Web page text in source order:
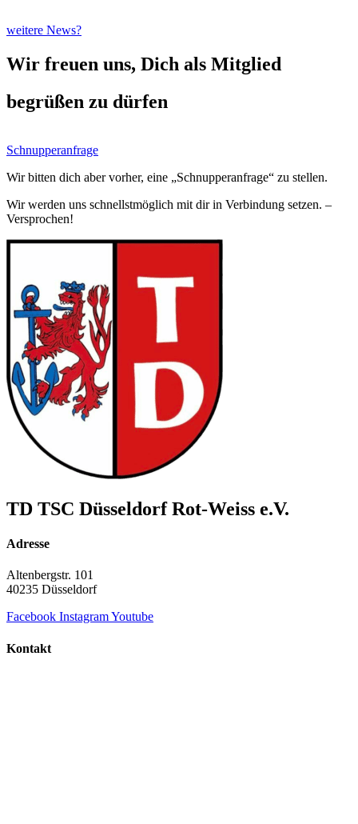
weitere News?
Wir freuen uns, Dich als Mitglied
begrüßen zu dürfen
Schnupperanfrage
Wir bitten dich aber vorher, eine „Schnupperanfrage“ zu stellen.
Wir werden uns schnellstmöglich mit dir in Verbindung setzen. –
Versprochen!
TD TSC Düsseldorf Rot-Weiss e.V.
Adresse
Altenbergstr. 101
40235 Düsseldorf
Facebook InstagramYoutube
Kontakt